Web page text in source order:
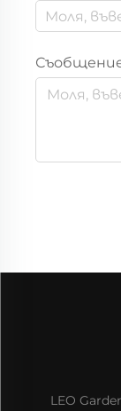
LEO